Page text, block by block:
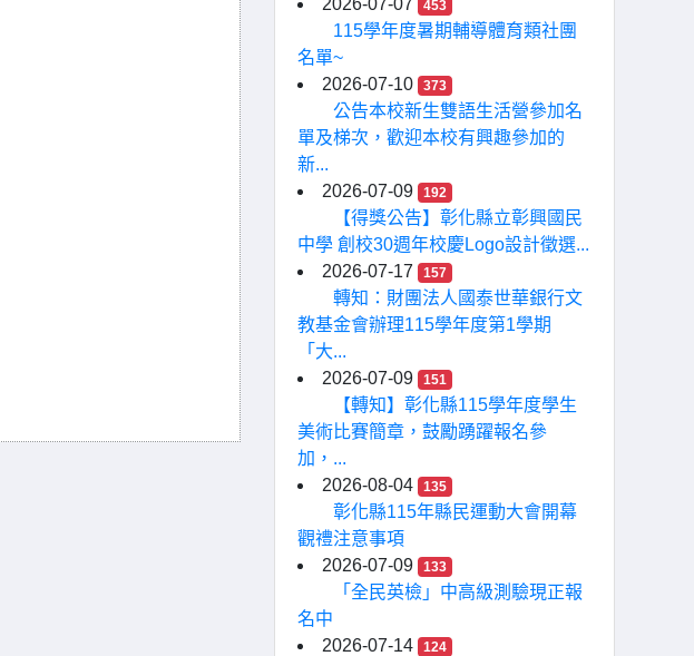
2026-07-07
453
115學年度暑期輔導體育類社團
名單~
2026-07-10
373
公告本校新生雙語生活營參加名
單及梯次，歡迎本校有興趣參加的
新...
2026-07-09
192
【得獎公告】彰化縣立彰興國民
中學 創校30週年校慶Logo設計徵選...
2026-07-17
157
轉知：財團法人國泰世華銀行文
教基金會辦理115學年度第1學期
「大...
2026-07-09
151
【轉知】彰化縣115學年度學生
美術比賽簡章，鼓勵踴躍報名參
加，...
2026-08-04
135
彰化縣115年縣民運動大會開幕
觀禮注意事項
2026-07-09
133
「全民英檢」中高級測驗現正報
名中
2026-07-14
124